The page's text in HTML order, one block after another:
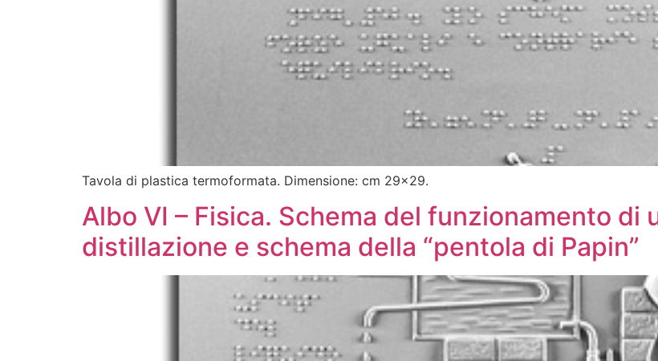
Tavola di plastica termoformata. Dimensione: cm 29×29.
Albo VI – Fisica. Schema del funzionamento di
distillazione e schema della “pentola di Papin”